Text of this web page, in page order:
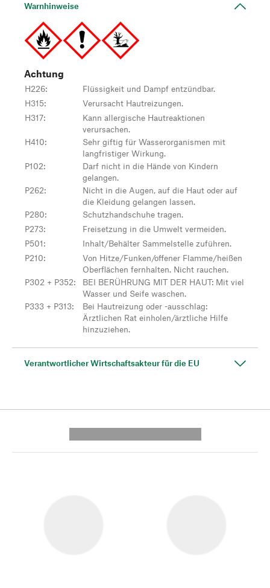
Warnhinweise
Achtung
H226:
Flüssigkeit und Dampf entzündbar.
H315:
Verursacht Hautreizungen.
H317:
Kann allergische Hautreaktionen
verursachen.
H410:
Sehr giftig für Wasserorganismen mit
langfristiger Wirkung.
P102:
Darf nicht in die Hände von Kindern
gelangen.
P262:
Nicht in die Augen, auf die Haut oder auf
die Kleidung gelangen lassen.
P280:
Schutzhandschuhe tragen.
P273:
Freisetzung in die Umwelt vermeiden.
P501:
Inhalt/Behälter Sammelstelle zuführen.
P210:
Von Hitze/Funken/offener Flamme/heißen
Oberflächen fernhalten. Nicht rauchen.
P302 + P352:
BEI BERÜHRUNG MIT DER HAUT: Mit viel
Wasser und Seife waschen.
P333 + P313:
Bei Hautreizung oder -ausschlag:
Ärztlichen Rat einholen/ärztliche Hilfe
hinzuziehen.
Verantwortlicher Wirtschaftsakteur für die EU